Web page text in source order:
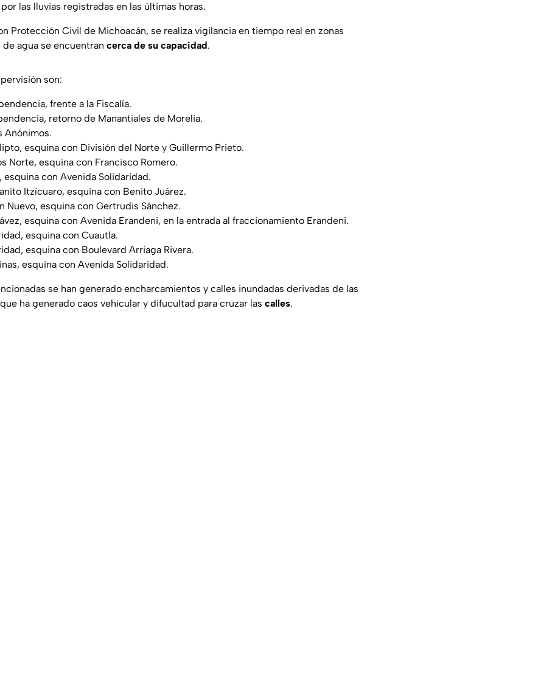
las lluvias registradas en las últimas horas.
Protección Civil de Michoacán, se realiza vigilancia en tiempo real en zonas
agua se encuentran cerca de su capacidad.
son:
frente a la Fiscalía.
retorno de Manantiales de Morelia.
Anónimos.
esquina con División del Norte y Guillermo Prieto.
Norte, esquina con Francisco Romero.
esquina con Avenida Solidaridad.
Itzícuaro, esquina con Benito Juárez.
Nuevo, esquina con Gertrudis Sánchez.
esquina con Avenida Erandeni, en la entrada al fraccionamiento Erandeni.
esquina con Cuautla.
esquina con Boulevard Arriaga Rivera.
esquina con Avenida Solidaridad.
se han generado encharcamientos y calles inundadas derivadas de las
ha generado caos vehicular y difucultad para cruzar las calles.